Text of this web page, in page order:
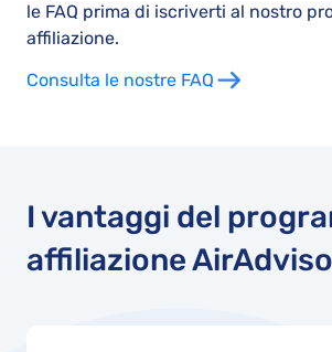
le FAQ prima di iscriverti al nostro
affiliazione.
Consulta le nostre FAQ
I vantaggi del
affiliazione